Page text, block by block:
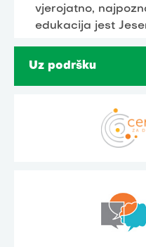
vjerojatno,
edukacija jest
Uz podršku